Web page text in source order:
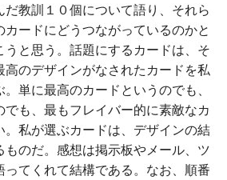
だ教訓１０個について語り、それら
ードにどうつながっているのかと
と思う。話題にするカードは、そ
のデザインがなされたカードを私
単に最高のカードというのでも、
も、最もフレイバー的に素敵なカ
。私が選ぶカードは、デザインの結
のだ。感想は掲示板やメール、ツ
てくれて結構である。なお、順番